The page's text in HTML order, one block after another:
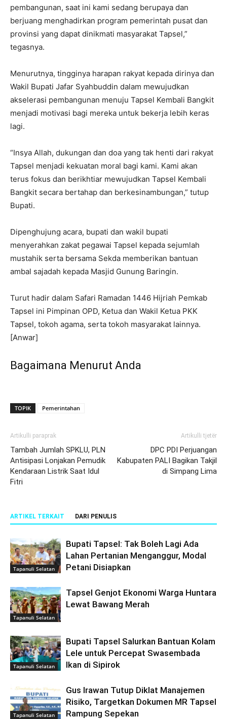
pembangunan, saat ini kami sedang berupaya dan
berjuang menghadirkan program pemerintah pusat dan
provinsi yang dapat dinikmati masyarakat Tapsel,”
tegasnya.
Menurutnya, tingginya harapan rakyat kepada dirinya dan
Wakil Bupati Jafar Syahbuddin dalam mewujudkan
akselerasi pembangunan menuju Tapsel Kembali Bangkit
menjadi motivasi bagi mereka untuk bekerja lebih keras
lagi.
“Insya Allah, dukungan dan doa yang tak henti dari rakyat
Tapsel menjadi kekuatan moral bagi kami. Kami akan
terus fokus dan berikhtiar mewujudkan Tapsel Kembali
Bangkit secara bertahap dan berkesinambungan,” tutup
Bupati.
Dipenghujung acara, bupati dan wakil bupati
menyerahkan zakat pegawai Tapsel kepada sejumlah
mustahik serta bersama Sekda memberikan bantuan
ambal sajadah kepada Masjid Gunung Baringin.
Turut hadir dalam Safari Ramadan 1446 Hijriah Pemkab
Tapsel ini Pimpinan OPD, Ketua dan Wakil Ketua PKK
Tapsel, tokoh agama, serta tokoh masyarakat lainnya.
[Anwar]
Bagaimana Menurut Anda
TOPIK Pemerintahan
Artikulli paraprak
Tambah Jumlah SPKLU, PLN
Antisipasi Lonjakan Pemudik
Kendaraan Listrik Saat Idul
Fitri
Artikulli tjetër
DPC PDI Perjuangan
Kabupaten PALI Bagikan Takjil
di Simpang Lima
ARTIKEL TERKAIT DARI PENULIS
Tapanuli Selatan
Bupati Tapsel: Tak Boleh Lagi Ada
Lahan Pertanian Menganggur, Modal
Petani Disiapkan
Tapanuli Selatan
Tapsel Genjot Ekonomi Warga Huntara
Lewat Bawang Merah
Tapanuli Selatan
Bupati Tapsel Salurkan Bantuan Kolam
Lele untuk Percepat Swasembada
Ikan di Sipirok
Tapanuli Selatan
Gus Irawan Tutup Diklat Manajemen
Risiko, Targetkan Dokumen MR Tapsel
Rampung Sepekan